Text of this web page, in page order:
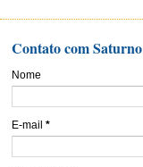
Contato com Saturno
Nome
E-mail *